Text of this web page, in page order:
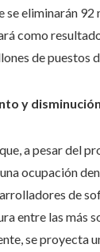
se eliminarán 92
como
de puestos
y disminución
a pesar del
ocupación
de
entre las más
se proyecta